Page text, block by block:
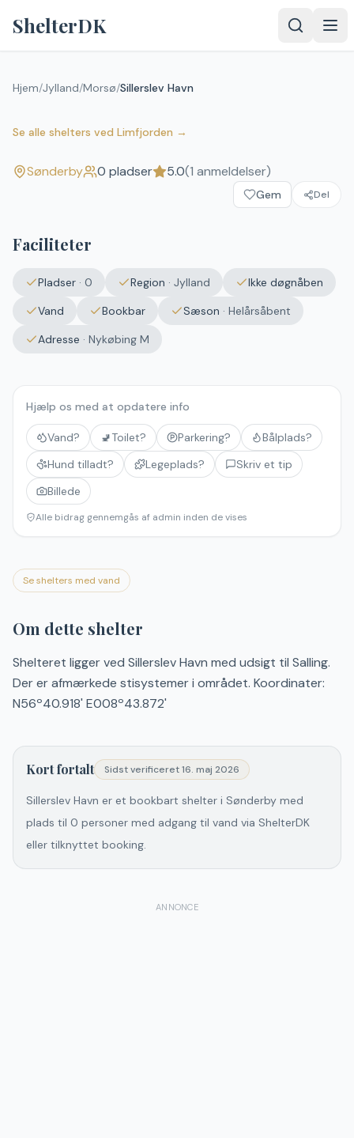
ShelterDK
Hjem/Jylland/Morsø/Sillerslev Havn
Se alle shelters ved Limfjorden →
Upload et
Vælg
Ingen fil valgt
Send
Sillerslev Havn
5.0 1anmeldelser) Sønderby
Sønderby 0 pladser 5.0(1 anmeldelser)
Gem Del
Faciliteter
Pladser · 0 Region · Jylland
Ikke døgnåben
Vand
Bookbar Sæson · Helårsåbent
Adresse · Nykøbing M
Hjælp os med at opdatere info
Vand? 🚽Toilet? Parkering?
Bålplads?
Hund tilladt?
Legeplads?
Skriv et tip
Billede
Alle bidrag gennemgås af admin inden de vises
Se shelters med vand
Om dette shelter
Shelteret ligger ved Sillerslev Havn med udsigt til Salling.
Der er afmærkede stisystemer i området. Koordinater:
N56º40.918' E008º43.872'
Kort fortalt Sidst verificeret16. maj 2026
Sillerslev Havn er et bookbart shelter i Sønderby med
plads til 0 personer med adgang til vand via ShelterDK
eller tilknyttet booking.
ANNONCE